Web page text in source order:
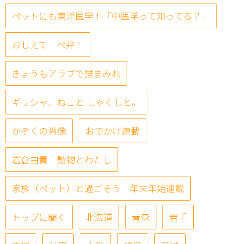
ペットにも東洋医学！「中医学って知ってる？」
おしえて ぺ弁！
きょうもアラブで猫まみれ
ギリシャ、ねこと しゃくしと。
かぞくの肖像 おでかけ連載
岩倉由貴 動物とわたし
家族（ペット）と過ごそう 年末年始連載
トップに聞く 北海道 青森 岩手